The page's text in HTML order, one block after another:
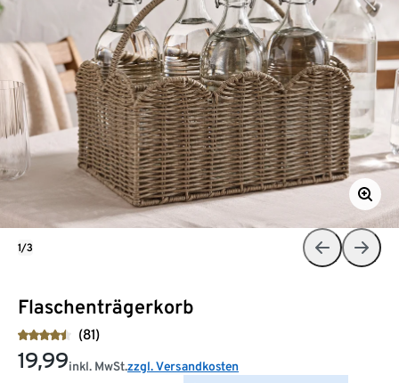
Flaschenträgerkorb
(81)
19,99inkl. MwSt.zzgl. Versandkosten
1/3